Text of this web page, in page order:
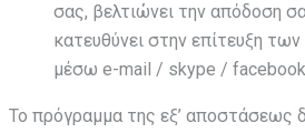
σας, βελτιώνει την απόδοση
κατευθύνει στην επίτευξη
μέσω e-mail / skype /
Το πρόγραμμα της εξ’ αποστάσεως